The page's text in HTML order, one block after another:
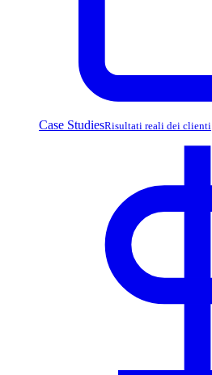
Case StudiesRisultati reali dei clienti